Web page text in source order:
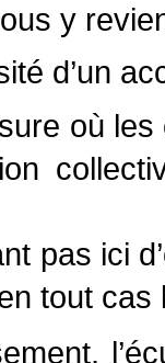
y
d’un
où
pas ici
tout cas